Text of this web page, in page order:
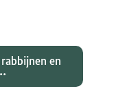
en